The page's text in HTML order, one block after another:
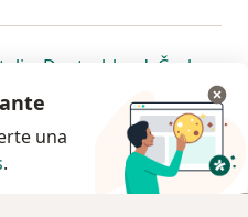
pestaña
una nueva pestaña
abre en una nueva pestaña
se abre en una nueva
Deutschlandse abre en
Česko
pestaña
en una nueva pestaña
se abre en una nueva pestaña
Brasil se abre en una nueva
se abre en
se
se abre en una nueva
© 2026 - Encuentra tu
una
.